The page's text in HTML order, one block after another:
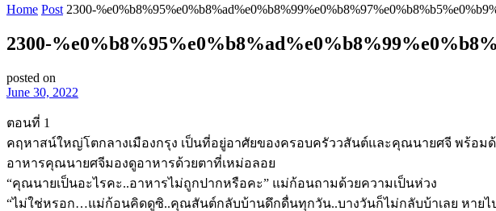
Home Post 2300-
2300-
posted on
June 30, 2022
ตอนที่ 1
คฤหาสน์ใหญ่โตกลางเมืองกรุง เป็นที่อยู่อาศัยของครอบครัววสันต์และคุณนายศจี พร้อม
อาหารคุณนายศจีมองดูอาหารด้วยตาที่เหม่อลอย
“คุณนายเป็นอะไรคะ..อาหารไม่ถูกปากหรือคะ” แม่ก้อนถามด้วยความเป็นห่วง
“ไม่ใช่หรอก…แม่ก้อนคิดดูซิ..คุณสันต์กลับบ้านดึกดื่นทุกวัน..บางวันก็ไม่กลับบ้าเลย หาย